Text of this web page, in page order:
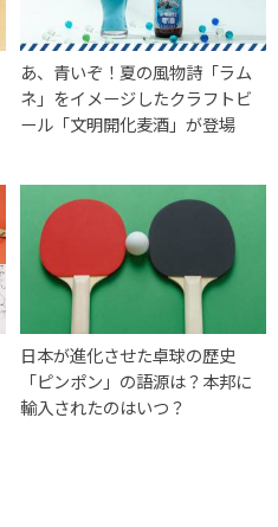
あ、青いぞ！夏の風物詩「ラム
ネ」をイメージしたクラフトビ
ール「文明開化麦酒」が登場
日本が進化させた卓球の歴史
「ピンポン」の語源は？本邦に
輸入されたのはいつ？